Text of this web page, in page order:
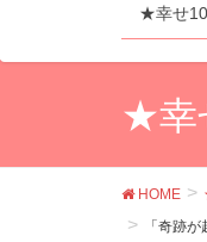
★幸せ
★幸
HOME
「奇跡